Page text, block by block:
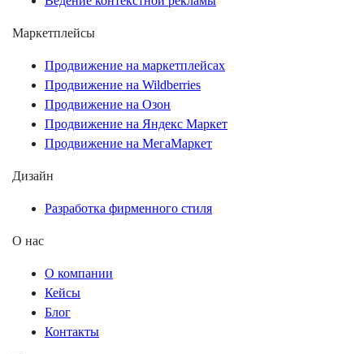
Маркетплейсы
Продвижение на маркетплейсах
Продвижение на Wildberries
Продвижение на Озон
Продвижение на Яндекс Маркет
Продвижение на МегаМаркет
Дизайн
Разработка фирменного стиля
О нас
О компании
Кейсы
Блог
Контакты